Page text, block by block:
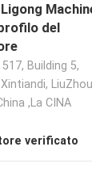
del
Building 5,
,La CINA
verificato